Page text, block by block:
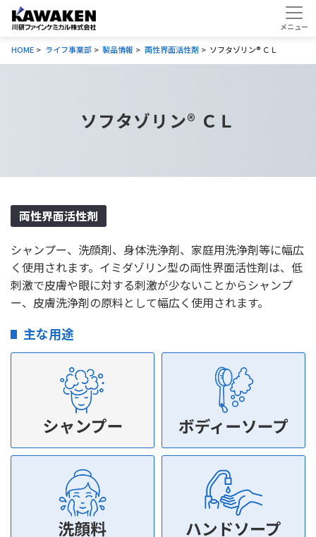
HOME ライフ事業部 製品情報 両性界面活性剤 ソフタゾリン® ＣＬ
ソフタゾリン® ＣＬ
両性界面活性剤
シャンプー、洗顔剤、身体洗浄剤、家庭用洗浄剤等に幅広
く使用されます。イミダゾリン型の両性界面活性剤は、低
刺激で皮膚や眼に対する刺激が少ないことからシャンプ
ー、皮膚洗浄剤の原料として幅広く使用されます。
主な用途